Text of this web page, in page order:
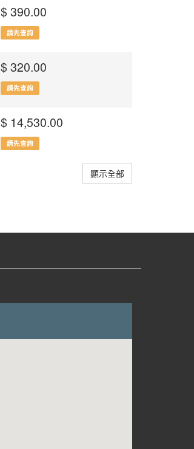
$ 390.00
請先查詢
$ 320.00
請先查詢
$ 14,530.00
請先查詢
顯示全部